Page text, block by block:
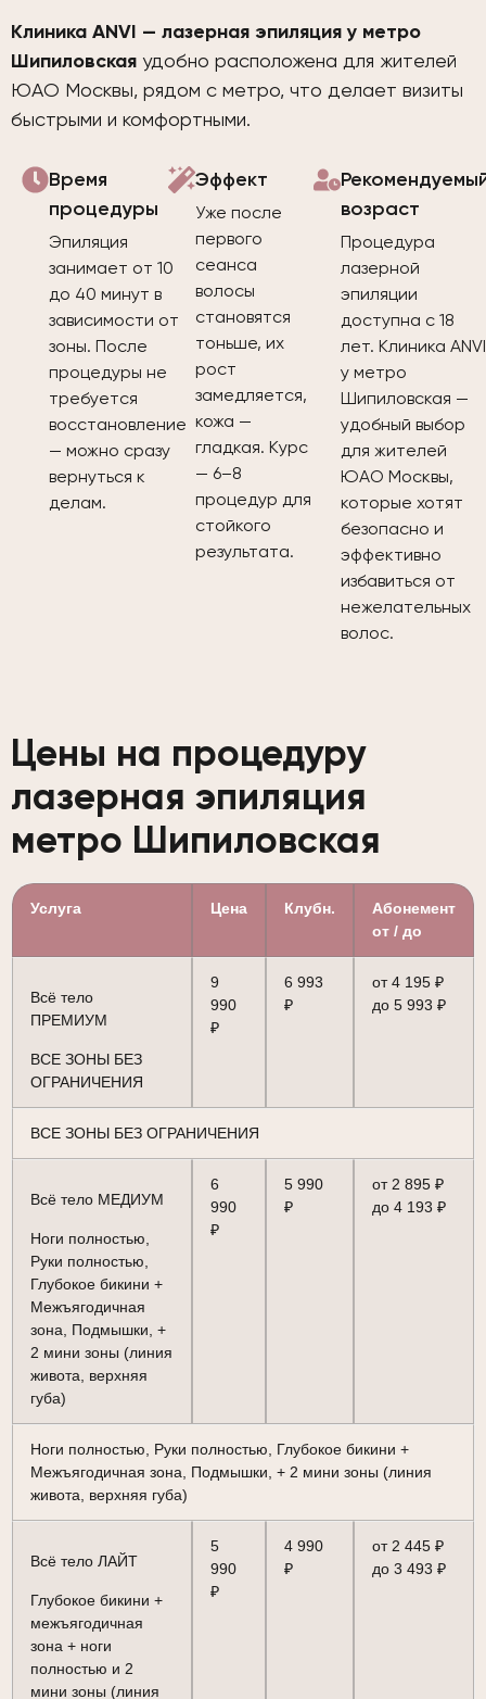
Клиника ANVI — лазерная эпиляция у метро
Шипиловская удобно расположена для жителей
ЮАО Москвы, рядом с метро, что делает визиты
быстрыми и комфортными.
Время
процедуры
Эпиляция
занимает от 10
до 40 минут в
зависимости от
зоны. После
процедуры не
требуется
восстановление
— можно сразу
вернуться к
делам.
Эффект
Уже после
первого
сеанса
волосы
становятся
тоньше, их
рост
замедляется,
кожа —
гладкая. Курс
— 6–8
процедур для
стойкого
результата.
возраст
Процедура
лазерной
эпиляции
доступна с 18
лет. Клиника ANVI
у метро
Шипиловская —
удобный выбор
для жителей
ЮАО Москвы,
которые хотят
безопасно и
эффективно
избавиться от
нежелательных
волос.
Цены на процедуру
лазерная эпиляция
метро Шипиловская
Услуга Цена Клубн.
Абонемент
от / до
Всё тело
ПРЕМИУМ
ВСЕ ЗОНЫ БЕЗ
ОГРАНИЧЕНИЯ
9
990
₽
6 993
₽
от 4 195 ₽
до 5 993 ₽
ВСЕ ЗОНЫ БЕЗ ОГРАНИЧЕНИЯ
Всё тело МЕДИУМ
Ноги полностью,
Руки полностью,
Глубокое бикини +
Межъягодичная
зона, Подмышки, +
2 мини зоны (линия
живота, верхняя
губа)
6
990
₽
5 990
₽
от 2 895 ₽
до 4 193 ₽
Ноги полностью, Руки полностью, Глубокое бикини +
Межъягодичная зона, Подмышки, + 2 мини зоны (линия
живота, верхняя губа)
Всё тело ЛАЙТ
Глубокое бикини +
межъягодичная
зона + ноги
полностью и 2
мини зоны (линия
5
990
₽
4 990
₽
от 2 445 ₽
до 3 493 ₽